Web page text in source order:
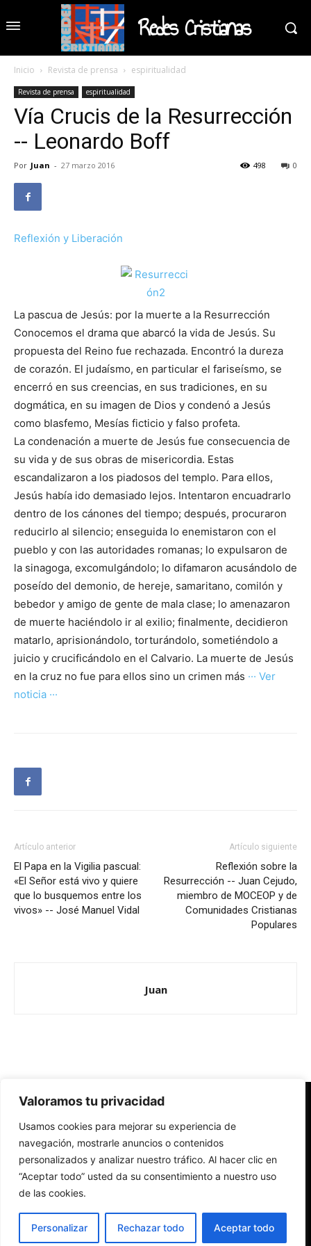
Valoramos tu privacidad
Usamos cookies para mejorar su experiencia de
navegación, mostrarle anuncios o contenidos
personalizados y analizar nuestro tráfico. Al hacer clic en
“Aceptar todo” usted da su consentimiento a nuestro uso
de las cookies.
Personalizar Rechazar todo Aceptar todo
Redes Cristianas
Inicio Revista de prensa espiritualidad
Revista de prensa espiritualidad
Vía Crucis de la Resurrección
-- Leonardo Boff
Por Juan - 27 marzo 2016 0
498
Reflexión y Liberación
La pascua de Jesús: por la muerte a la Resurrección
Conocemos el drama que abarcó la vida de Je­sús. Su
propuesta del Reino fue rechazada. Encon­tró la dureza
de corazón. El judaísmo, en particular el fariseísmo, se
encerró en sus creencias, en sus tradiciones, en su
dogmática, en su imagen de Dios y condenó a Jesús
como blasfemo, Mesías ficticio y falso profeta.
La condenación a muerte de Jesús fue conse­cuencia de
su vida y de sus obras de misericordia. Estas
escandalizaron a los piadosos del templo. Para ellos,
Jesús había ido demasiado lejos. Intentaron encuadrarlo
dentro de los cánones del tiempo; des­pués, procuraron
reducirlo al silencio; enseguida lo enemistaron con el
pueblo y con las autoridades romanas; lo expulsaron de
la sinagoga, excomulgán­dolo; lo difamaron acusándolo de
poseído del demo­nio, de hereje, samaritano, comilón y
bebedor y amigo de gente de mala clase; lo amenazaron
de muerte haciéndolo ir al exilio; finalmente, decidie­ron
matarlo, aprisionándolo, torturándolo, some­tiéndolo a
juicio y crucificándolo en el Calvario. La muerte de Jesús
en la cruz no fue para ellos sino un crimen más ··· Ver
noticia ···
Artículo anterior
El Papa en la Vigilia pascual:
«El Señor está vivo y quiere
que lo busquemos entre los
vivos» -- José Manuel Vidal
Artículo siguiente
Reflexión sobre la
Resurrección -- Juan Cejudo,
miembro de MOCEOP y de
Comunidades Cristianas
Populares
Juan
Redes Cristianas
Una mirada alternativa sobre la Iglesia católica y la sociedad
- Colectivos de Redes Cristianas